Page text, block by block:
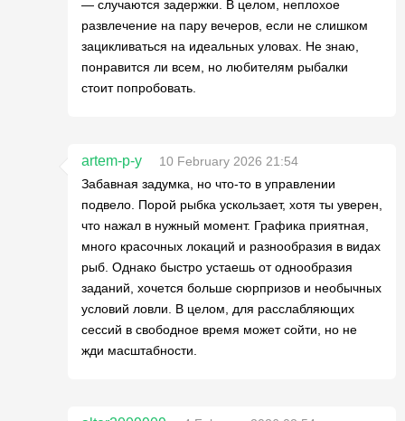
— случаются задержки. В целом, неплохое
развлечение на пару вечеров, если не слишком
зацикливаться на идеальных уловах. Не знаю,
понравится ли всем, но любителям рыбалки
стоит попробовать.
artem-p-y
10 February 2026 21:54
Забавная задумка, но что-то в управлении
подвело. Порой рыбка ускользает, хотя ты уверен,
что нажал в нужный момент. Графика приятная,
много красочных локаций и разнообразия в видах
рыб. Однако быстро устаешь от однообразия
заданий, хочется больше сюрпризов и необычных
условий ловли. В целом, для расслабляющих
сессий в свободное время может сойти, но не
жди масштабности.